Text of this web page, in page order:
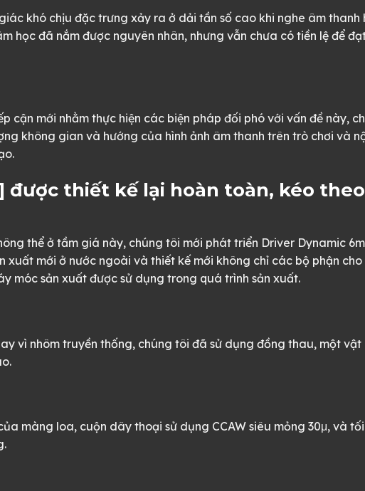
khó chịu đặc trưng xảy ra ở dải tần số cao khi nghe âm
học đã nắm được nguyên nhân, nhưng vẫn chưa có tiền lệ để
cận mới nhằm thực hiện các biện pháp đối phó với vấn đề này,
không gian và hướng của hình ảnh âm thanh trên trò chơi và
được thiết kế lại hoàn toàn, kéo
thể ở tầm giá này, chúng tôi mới phát triển Driver Dynamic
xuất mới ở nước ngoài và thiết kế mới không chỉ các bộ phận
móc sản xuất được sử dụng trong quá trình sản xuất.
vì nhôm truyền thống, chúng tôi đã sử dụng đồng thau, một
màng loa, cuộn dây thoại sử dụng CCAW siêu mỏng 30μ, và